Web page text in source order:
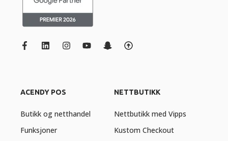
ACENDY POS
Butikk og netthandel
Funksjoner
NETTBUTIKK
Nettbutikk med Vipps
Kustom Checkout